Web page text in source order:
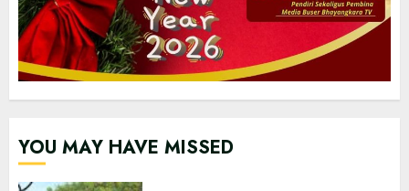
YOU MAY HAVE MISSED